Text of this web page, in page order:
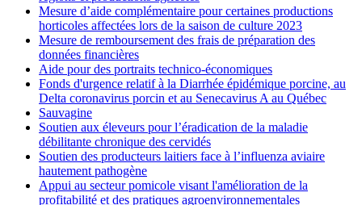
Mesure d’aide complémentaire pour certaines productions
horticoles affectées lors de la saison de culture 2023
Mesure de remboursement des frais de préparation des
données financières
Aide pour des portraits technico-économiques
Fonds d'urgence relatif à la Diarrhée épidémique porcine, au
Delta coronavirus porcin et au Senecavirus A au Québec
Sauvagine
Soutien aux éleveurs pour l’éradication de la maladie
débilitante chronique des cervidés
Soutien des producteurs laitiers face à l’influenza aviaire
hautement pathogène
Appui au secteur pomicole visant l'amélioration de la
profitabilité et des pratiques agroenvironnementales